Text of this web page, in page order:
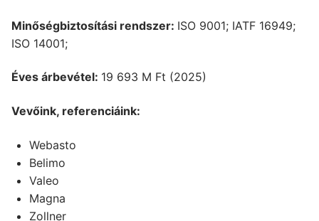
Minőségbiztosítási rendszer: ISO 9001; IATF 16949;
ISO 14001;
Éves árbevétel: 19 693 M Ft (2025)
Vevőink, referenciáink:
Webasto
Belimo
Valeo
Magna
Zollner